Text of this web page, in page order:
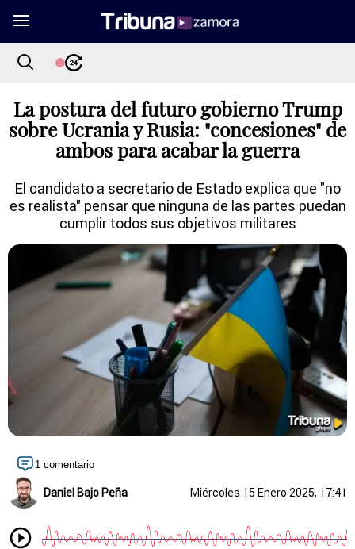
La postura del futuro gobierno Trump
sobre Ucrania y Rusia: "concesiones" de
ambos para acabar la guerra
El candidato a secretario de Estado explica que "no
es realista" pensar que ninguna de las partes puedan
cumplir todos sus objetivos militares
1 comentario
Daniel Bajo Peña Miércoles 15 Enero 2025, 17:41